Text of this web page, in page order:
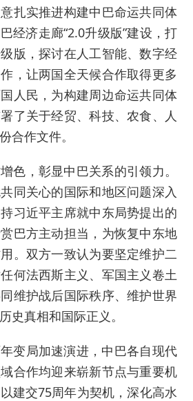
扎实推进构建中巴命运共同体
经济走廊“2.0升级版”建设，打
版，探讨在人工智能、数字经
，让两国全天候合作取得更多
人民，为构建周边命运共同体
了关于经贸、科技、农食、人
合作文件。
色，彰显中巴关系的引领力。
同关心的国际和地区问题深入
习近平主席就中东局势提出的
巴方主动担当，为恢复中东地
。双方一致认为要坚定维护二
何法西斯主义、军国主义卷土
维护战后国际秩序、维护世界
史真相和国际正义。
变局加速演进，中巴各自现代
合作均迎来崭新节点与重要机
建交75周年为契机，深化高水